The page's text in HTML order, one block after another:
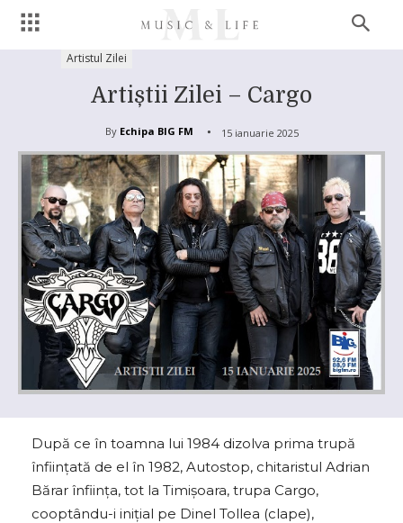
Artistul Zilei
Artiștii Zilei – Cargo
By Echipa BIG FM 15 ianuarie 2025
După ce în toamna lui 1984 dizolva prima trupă
înființată de el în 1982, Autostop, chitaristul Adrian
Bărar înființa, tot la Timișoara, trupa Cargo,
cooptându-i inițial pe Dinel Tollea (clape),